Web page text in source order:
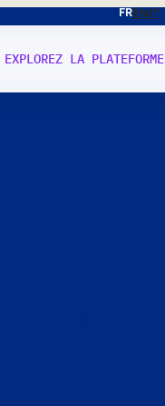
FRENIT
EXPLOREZ LA PLATEFORME